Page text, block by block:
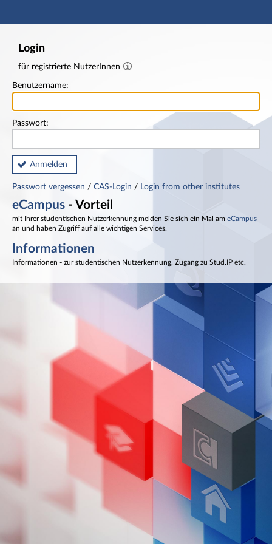
Hauptnavigation
Login
für registrierte NutzerInnen
Benutzername:
Passwort:
Anmelden
Passwort vergessen / CAS-Login / Login from other institutes
eCampus - Vorteil
mit Ihrer studentischen Nutzerkennung melden Sie sich ein Mal am eCampus
an und haben Zugriff auf alle wichtigen Services.
Informationen
Informationen - zur studentischen Nutzerkennung, Zugang zu Stud.IP etc.